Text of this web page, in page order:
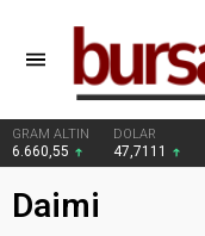
GRAM ALTIN
6.660,55
DOLAR
47,7111
Daimi